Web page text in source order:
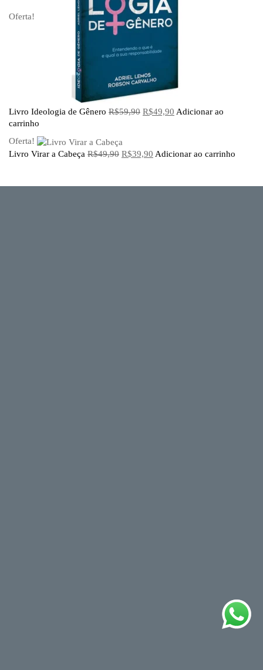
Oferta!
Livro Ideologia de Gênero R$59,90 R$49,90 Adicionar ao
carrinho
Oferta!
Livro Virar a Cabeça R$49,90 R$39,90 Adicionar ao carrinho